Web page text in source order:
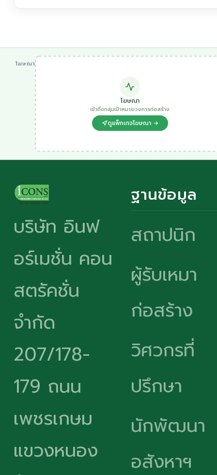
โฆษณา
โฆษณา
เข้าถึงกลุ่มเป้าหมายวงการก่อสร้าง
ดูแพ็กเกจโฆษณา →
บริษัท อินฟ
อร์เมชั่น คอน
สตรัคชั่น
จำกัด
207/178-
179 ถนน
เพชรเกษม
แขวงหนอง
ฐานข้อมูล
สถาปนิก
ผู้รับเหมา
ก่อสร้าง
วิศวกรที่
ปรึกษา
นักพัฒนา
อสังหาฯ